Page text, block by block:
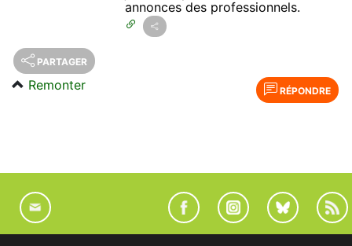
annonces des professionnels.
PARTAGER
RÉPONDRE
Remonter